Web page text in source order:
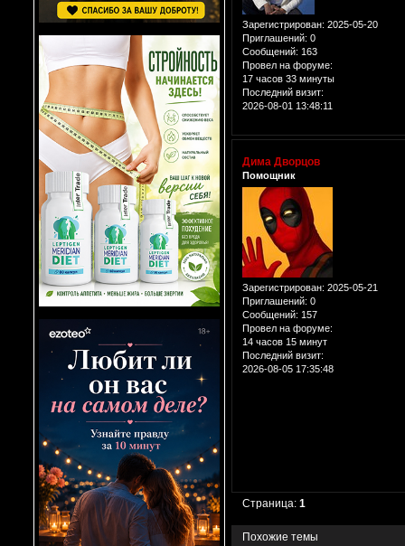
Зарегистрирован: 2025-05-20
Приглашений: 0
Сообщений: 163
Провел на форуме:
17 часов 33 минуты
Последний визит:
2026-08-01 13:48:11
Дима Дворцов
Помощник
Зарегистрирован: 2025-05-21
Приглашений: 0
Сообщений: 157
Провел на форуме:
14 часов 15 минут
Последний визит:
2026-08-05 17:35:48
Страница:1
Похожие темы